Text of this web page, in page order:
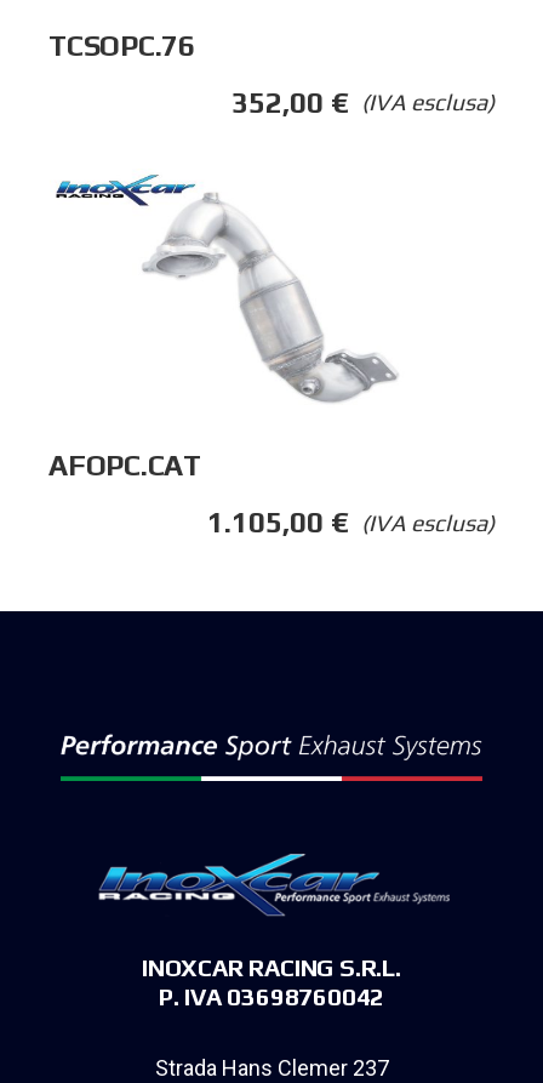
TCSOPC.76
(IVA esclusa)
352,00 €
AFOPC.CAT
(IVA esclusa)
1.105,00 €
INOXCAR RACING S.R.L.
P. IVA 03698760042
Strada Hans Clemer 237